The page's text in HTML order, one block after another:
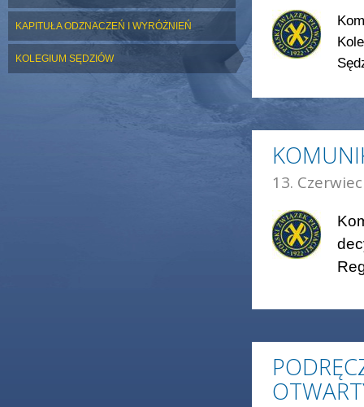
KAPITUŁA ODZNACZEŃ I WYRÓŻNIEŃ
KOLEGIUM SĘDZIÓW
13.